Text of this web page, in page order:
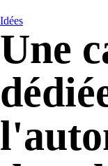
Idées
Une